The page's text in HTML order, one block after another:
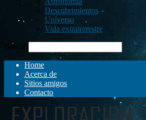
Descubrimientos
Universo
Vida extraterrestre
Buscar
Home
Acerca de
Sitios amigos
Contacto